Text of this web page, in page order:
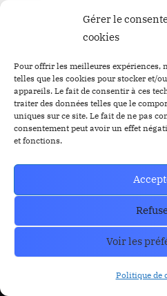
Gérer le
cookies
Pour offrir les meilleures expériences,
telles que les cookies pour stocker et/
appareils. Le fait de consentir à ces
traiter des données telles que le
uniques sur ce site. Le fait de ne pas
consentement peut avoir un effet
et fonctions.
Voir les
Politique de
Trust Wallet Permet
Sans Trader ? Les
Blog
RESOURCES